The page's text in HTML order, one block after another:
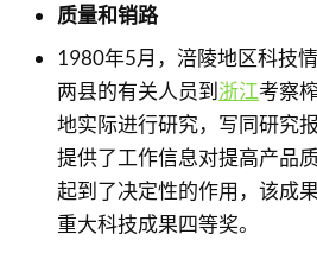
质量和销路
1980年5月，涪陵地区科技
两县的有关人员到 浙江考察
地实际进行研究，写同研究
提供了工作信息对提高产品
起到了决定性的作用，该成
重大科技成果四等奖。